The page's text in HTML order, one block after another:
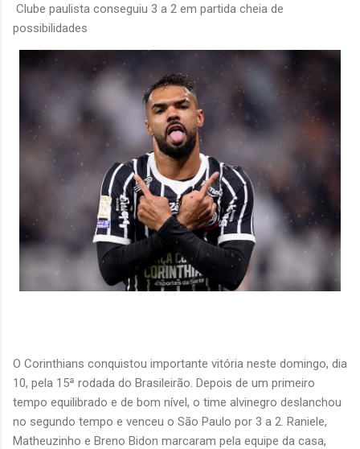
Clube paulista conseguiu 3 a 2 em partida cheia de
possibilidades
O Corinthians conquistou importante vitória neste domingo, dia
10, pela 15ª rodada do Brasileirão. Depois de um primeiro
tempo equilibrado e de bom nível, o time alvinegro deslanchou
no segundo tempo e venceu o São Paulo por 3 a 2. Raniele,
Matheuzinho e Breno Bidon marcaram pela equipe da casa,